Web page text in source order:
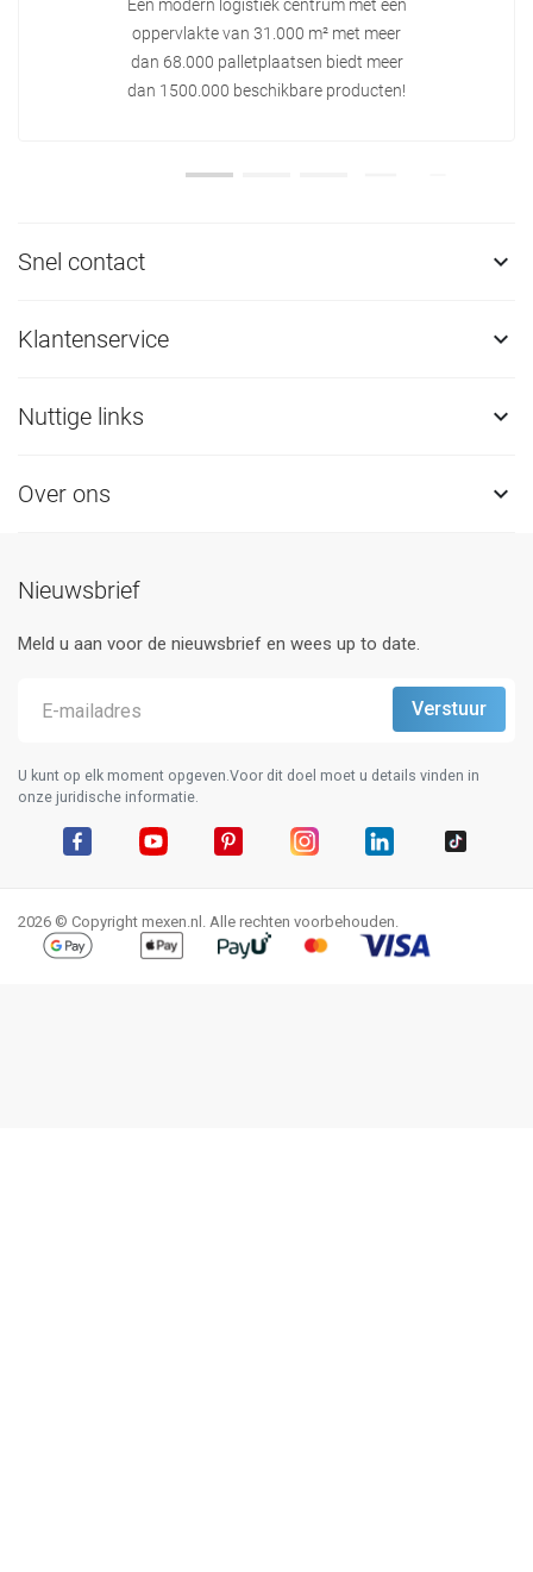
Een modern logistiek centrum met een
oppervlakte van 31.000 m² met meer
dan 68.000 palletplaatsen biedt meer
dan 1500.000 beschikbare producten!
Snel contact 
Klantenservice 
Nuttige links 
Over ons 
Nieuwsbrief
Meld u aan voor de nieuwsbrief en wees up to date.
U kunt op elk moment opgeven.Voor dit doel moet u details vinden in
onze juridische informatie.
2026 © Copyright mexen.nl. Alle rechten voorbehouden.